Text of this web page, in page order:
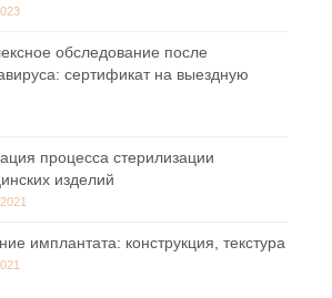
обследование после
сертификат на выездную
процесса стерилизации
изделий
имплантата: конструкция, текстура